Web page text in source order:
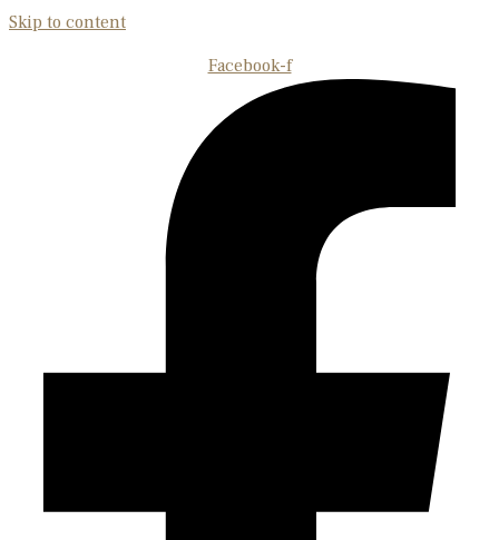
Skip to content
Facebook-f